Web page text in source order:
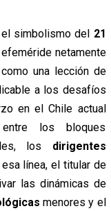
el simbolismo del 21
netamente
una lección de
a los desafíos
en el Chile actual
entre los bloques
los dirigentes
línea, el titular de
las dinámicas de
menores y el